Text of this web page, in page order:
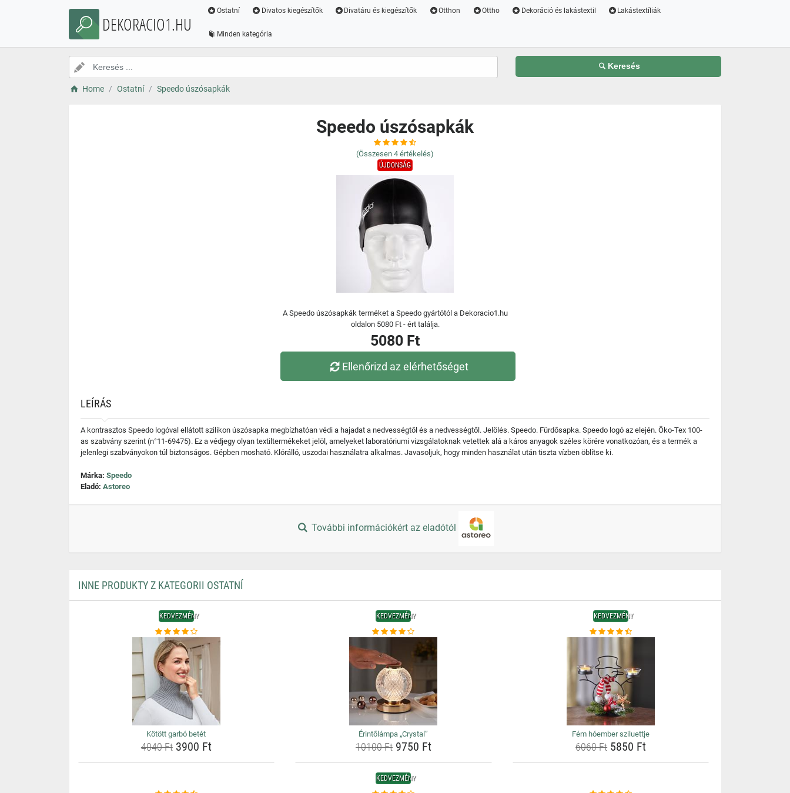
DEKORACIO1.HU
Ostatní Divatos kiegészítők Divatáru és kiegészítők Otthon Ottho Dekoráció és lakástextil Lakástextíliák
Minden kategória
Keresés
Home Ostatní Speedo úszósapkák
Speedo úszósapkák
(Összesen 4 értékelés)
ÚJDONSÁG
A Speedo úszósapkák terméket a Speedo gyártótól a Dekoracio1.hu
oldalon 5080 Ft - ért találja.
5080 Ft
Ellenőrizd az elérhetőséget
LEÍRÁS
A kontrasztos Speedo logóval ellátott szilikon úszósapka megbízhatóan védi a hajadat a nedvességtől és a nedvességtől. Jelölés. Speedo. Fürdősapka. Speedo logó az elején. Öko-Tex 100-
as szabvány szerint (n°11-69475). Ez a védjegy olyan textiltermékeket jelöl, amelyeket laboratóriumi vizsgálatoknak vetettek alá a káros anyagok széles körére vonatkozóan, és a termék a
jelenlegi szabványokon túl biztonságos. Gépben mosható. Klórálló, uszodai használatra alkalmas. Javasoljuk, hogy minden használat után tiszta vízben öblítse ki.
Márka: Speedo
Eladó: Astoreo
További információkért az eladótól
INNE PRODUKTY Z KATEGORII OSTATNÍ
KEDVEZMÉNY
Kötött garbó betét
4040 Ft3900 Ft
KEDVEZMÉNY
Érintőlámpa „Crystal”
10100 Ft9750 Ft
KEDVEZMÉNY
Fém hóember sziluettje
6060 Ft 5850 Ft
KEDVEZMÉNY